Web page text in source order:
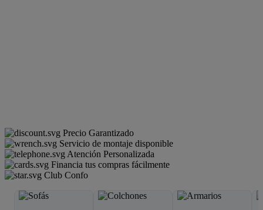
Precio Garantizado
Servicio de montaje disponible
Atención Personalizada
Financia tus compras fácilmente
Club Confo